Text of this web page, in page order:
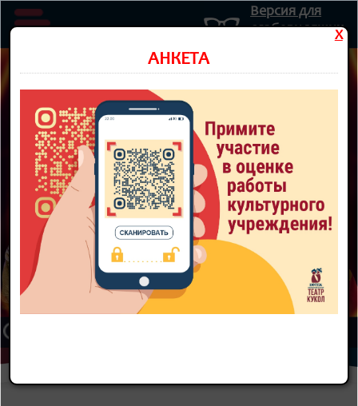
Версия для
слабовидящих
Министерство культуры Новосибирской области
НОВОСИБИРСКИЙ ОБЛАСТНОЙ
ТЕАТР КУКОЛ
8 800 300-49-10
93 театральный сезон
X
АНКЕТА